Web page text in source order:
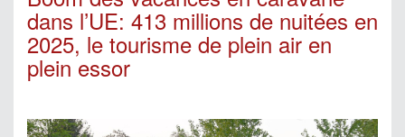
dans l’UE: 413 millions de nuitées en
2025, le tourisme de plein air en
plein essor